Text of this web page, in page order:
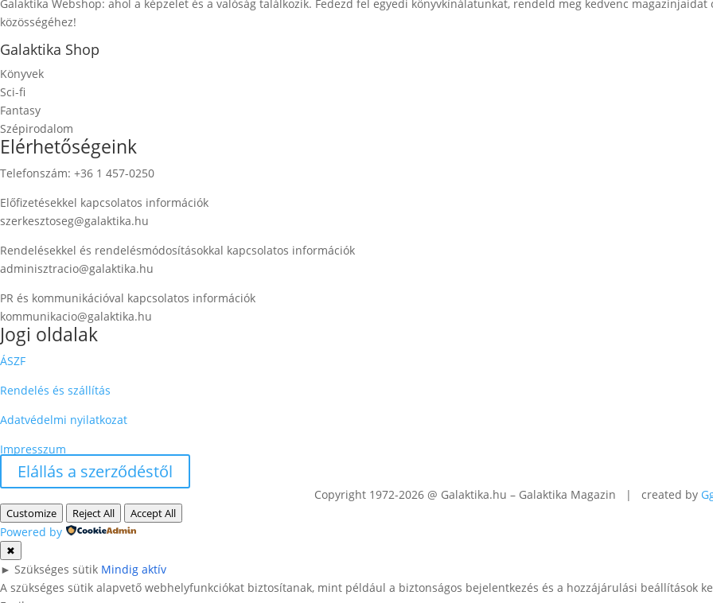
Galaktika Webshop: ahol a képzelet és a valóság találkozik. Fedezd fel egyedi könyvkínálatunkat, rendeld meg kedvenc
közösségéhez!
Galaktika Shop
Könyvek
Sci-fi
Fantasy
Szépirodalom
Elérhetőségeink
Telefonszám: +36 1 457-0250
Előfizetésekkel kapcsolatos információk
szerkesztoseg@galaktika.hu
Rendelésekkel és rendelésmódosításokkal kapcsolatos információk
adminisztracio@galaktika.hu
PR és kommunikációval kapcsolatos információk
kommunikacio@galaktika.hu
Jogi oldalak
ÁSZF
Rendelés és szállítás
Adatvédelmi nyilatkozat
Impresszum
Elállás a szerződéstől
Copyright 1972-2026 @ Galaktika.hu – Galaktika Magazin | created by
Customize Reject All Accept All
Powered by
✖
► Szükséges sütik Mindig aktív
A szükséges sütik alapvető webhelyfunkciókat biztosítanak, mint például a biztonságos bejelentkezés és a hozzájárulási beállítások